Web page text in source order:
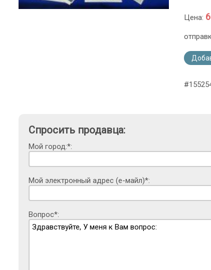
Цена:
Спросить продавца:
Мой город:*:
Мой электронный адрес (е-майл)*:
Вопрос*: